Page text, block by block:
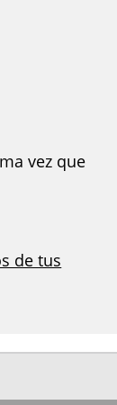
vez que
de tus